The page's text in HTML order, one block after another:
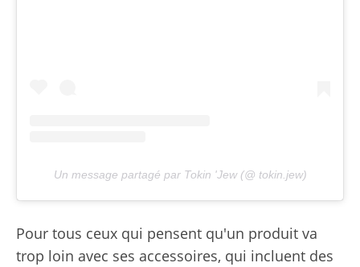
Un message partagé par Tokin 'Jew (@ tokin.jew)
Pour tous ceux qui pensent qu'un produit va
trop loin avec ses accessoires, qui incluent des